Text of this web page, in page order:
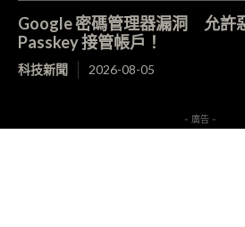
Google 密碼管理器漏洞 允許
Passkey 接管帳戶！
科技新聞 2026-08-05
- 廣告 -